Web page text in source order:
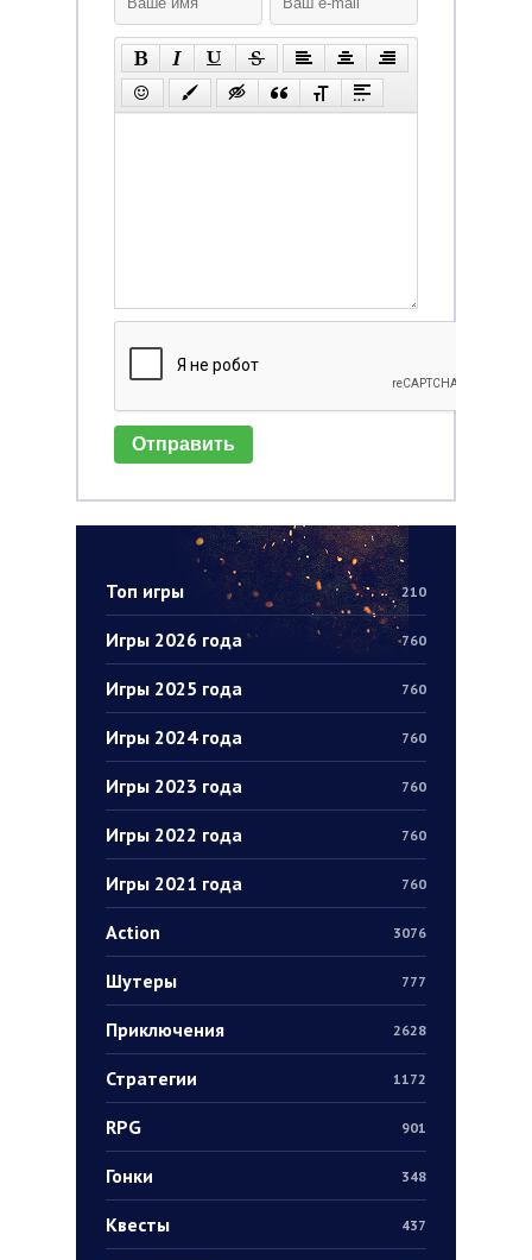
Топ игры 210
Игры 2026 года 760
Игры 2025 года 760
Игры 2024 года 760
Игры 2023 года 760
Игры 2022 года 760
Игры 2021 года 760
Action 3076
Шутеры 777
Приключения 2628
Стратегии 1172
RPG 901
Гонки 348
Квесты 437
Отправить